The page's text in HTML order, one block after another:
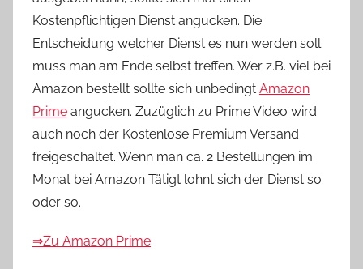
Kostenpflichtigen Dienst angucken. Die
Entscheidung welcher Dienst es nun werden soll
muss man am Ende selbst treffen. Wer z.B. viel bei
Amazon bestellt sollte sich unbedingt Amazon
Prime angucken. Zuzüglich zu Prime Video wird
auch noch der Kostenlose Premium Versand
freigeschaltet. Wenn man ca. 2 Bestellungen im
Monat bei Amazon Tätigt lohnt sich der Dienst so
oder so.
⇒Zu Amazon Prime